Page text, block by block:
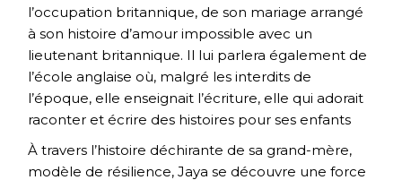
l’occupation britannique, de son mariage arrangé
à son histoire d’amour impossible avec un
lieutenant britannique. Il lui parlera également de
l’école anglaise où, malgré les interdits de
l’époque, elle enseignait l’écriture, elle qui adorait
raconter et écrire des histoires pour ses enfants
À travers l’histoire déchirante de sa grand-mère,
modèle de résilience, Jaya se découvre une force